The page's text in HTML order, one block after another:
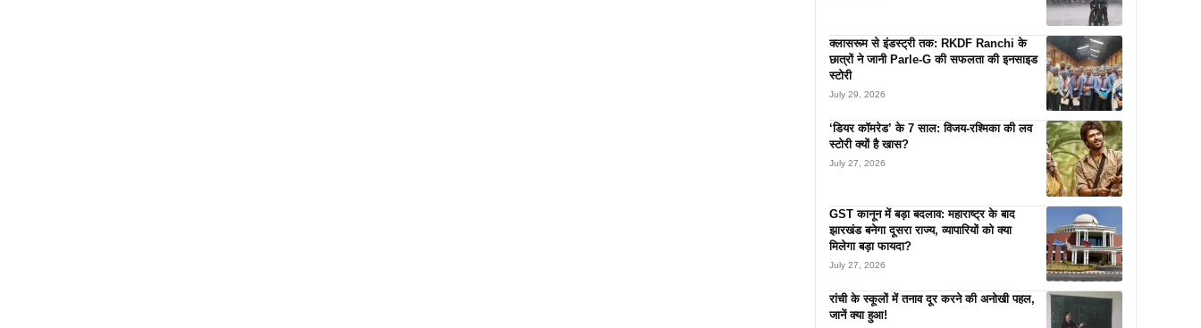
क्लासरूम से इंडस्ट्री तक: RKDF Ranchi के
छात्रों ने जानी Parle-G की सफलता की इनसाइड
स्टोरी
July 29, 2026
‘डियर कॉमरेड’ के 7 साल: विजय-रश्मिका की लव
स्टोरी क्यों है खास?
July 27, 2026
GST कानून में बड़ा बदलाव: महाराष्ट्र के बाद
झारखंड बनेगा दूसरा राज्य, व्यापारियों को क्या
मिलेगा बड़ा फायदा?
July 27, 2026
रांची के स्कूलों में तनाव दूर करने की अनोखी पहल,
जानें क्या हुआ!